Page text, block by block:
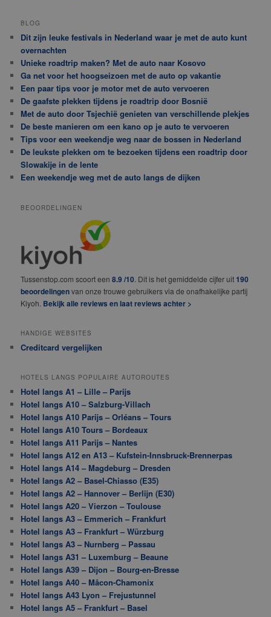
BLOG
Dit zijn leuke festivals in Nederland waar je met de auto kunt
overnachten
Unieke roadtrip maken? Met de auto naar Kosovo
Ga net voor het hoogseizoen met de auto op vakantie
Een paar tips voor je motor met de auto vervoeren
De gaafste plekken tijdens je roadtrip door Bosnië
Met de auto door Tsjechië genieten van verschillende plekjes
De beste manieren om een kano op je auto te vervoeren
Tips voor een weekendje weg naar de bossen in Nederland
De leukste plekken om te bezoeken tijdens een roadtrip door
Slowakije in de lente
Een weekendje weg met de auto langs de dijken
BEOORDELINGEN
Tussenstop.com scoort een8.9 /10 . Dit is het gemiddelde cijfer uit 190
beoordelingenvan onze trouwe gebruikers via de onafhakelijke partij
Kiyoh. Bekijk alle reviews en laat reviews achter >
HANDIGE WEBSITES
Creditcard vergelijken
HOTELS LANGS POPULAIRE AUTOROUTES
Hotel langs A1 – Lille – Parijs
Hotel langs A10 – Salzburg-Villach
Hotel langs A10 Parijs – Orléans – Tours
Hotel langs A10 Tours – Bordeaux
Hotel langs A11 Parijs – Nantes
Hotel langs A12 en A13 – Kufstein-Innsbruck-Brennerpas
Hotel langs A14 – Magdeburg – Dresden
Hotel langs A2 – Basel-Chiasso (E35)
Hotel langs A2 – Hannover – Berlijn (E30)
Hotel langs A20 – Vierzon – Toulouse
Hotel langs A3 – Emmerich – Frankfurt
Hotel langs A3 – Frankfurt – Würzburg
Hotel langs A3 – Nurnberg – Passau
Hotel langs A31 – Luxemburg – Beaune
Hotel langs A39 – Dijon – Bourg-en-Bresse
Hotel langs A40 – Mâcon-Chamonix
Hotel langs A43 Lyon – Frejustunnel
Hotel langs A5 – Frankfurt – Basel